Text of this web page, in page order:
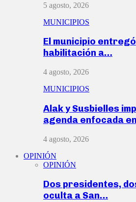
5 agosto, 2026
MUNICIPIOS
El municipio
habilitación a…
4 agosto, 2026
MUNICIPIOS
Alak y Susbielles
agenda enfocada
4 agosto, 2026
OPINIÓN
OPINIÓN
Dos presidentes,
oculta a San…